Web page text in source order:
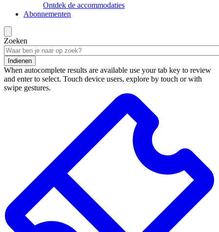
Ontdek de accommodaties
Abonnementen
Zoeken
Indienen
When autocomplete results are available use your tab key to review
and enter to select. Touch device users, explore by touch or with
swipe gestures.